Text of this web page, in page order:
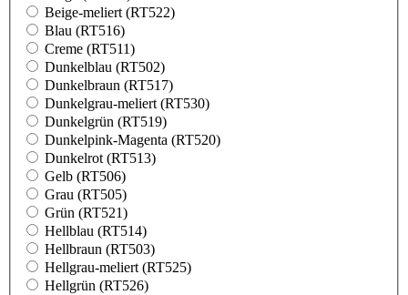
Beige-meliert (RT522)
Blau (RT516)
Creme (RT511)
Dunkelblau (RT502)
Dunkelbraun (RT517)
Dunkelgrau-meliert (RT530)
Dunkelgrün (RT519)
Dunkelpink-Magenta (RT520)
Dunkelrot (RT513)
Gelb (RT506)
Grau (RT505)
Grün (RT521)
Hellblau (RT514)
Hellbraun (RT503)
Hellgrau-meliert (RT525)
Hellgrün (RT526)